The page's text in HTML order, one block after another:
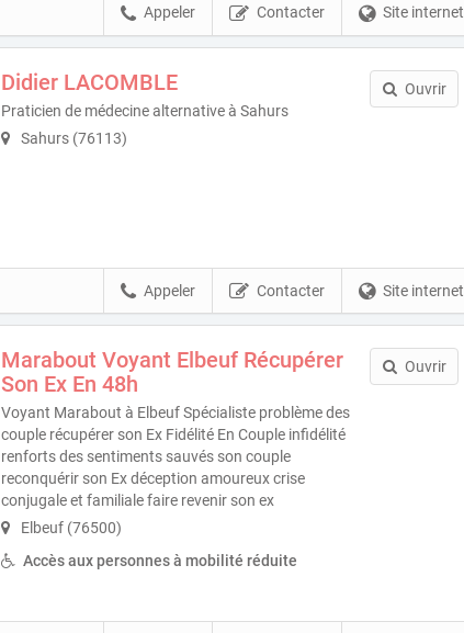
Site internet
Contacter
Appeler
Didier LACOMBLE
Praticien de médecine alternative à Sahurs
Sahurs (76113)
Ouvrir
Site internet
Contacter
Appeler
Marabout Voyant Elbeuf Récupérer
Son Ex En 48h
Voyant Marabout à Elbeuf Spécialiste problème des
couple récupérer son Ex Fidélité En Couple infidélité
renforts des sentiments sauvés son couple
reconquérir son Ex déception amoureux crise
conjugale et familiale faire revenir son ex
Elbeuf (76500)
Accès aux personnes à mobilité réduite
Ouvrir